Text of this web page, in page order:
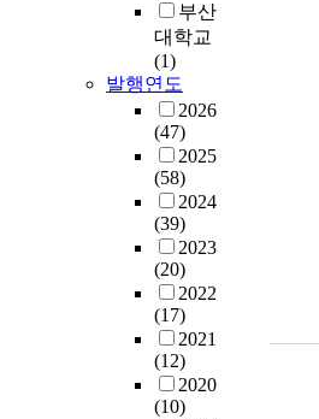
부산
대학교
(1)
발행연도
2026
(47)
2025
(58)
2024
(39)
2023
(20)
2022
(17)
2021
(12)
2020
(10)